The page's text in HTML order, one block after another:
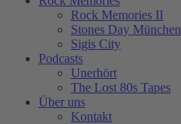
Rock Memories II
Stones Day München
Sigis City
Podcasts
Unerhört
The Lost 80s Tapes
Über uns
Kontakt